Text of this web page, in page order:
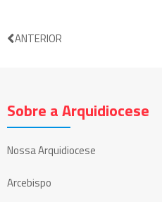
ANTERIOR
Sobre a Arquidiocese
Nossa Arquidiocese
Arcebispo